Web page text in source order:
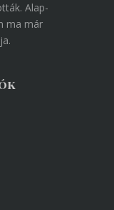
Alap-
ma már